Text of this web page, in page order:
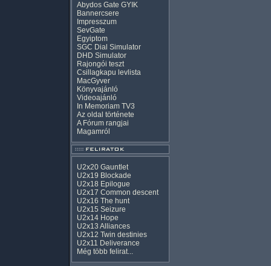
Abydos Gate GYIK
Bannercsere
Impresszum
SevGate
Egyiptom
SGC Dial Simulator
DHD Simulator
Rajongói teszt
Csillagkapu levlista
MacGyver
Könyvajánló
Videoajánló
In Memoriam TV3
Az oldal története
A Fórum rangjai
Magamról
U2x20 Gauntlet
U2x19 Blockade
U2x18 Epilogue
U2x17 Common descent
U2x16 The hunt
U2x15 Seizure
U2x14 Hope
U2x13 Alliances
U2x12 Twin destinies
U2x11 Deliverance
Még több felirat...